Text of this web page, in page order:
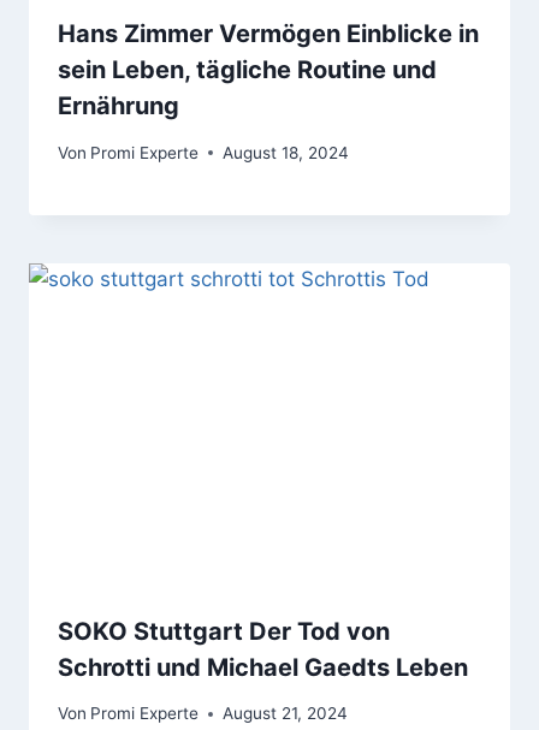
Hans Zimmer Vermögen Einblicke in
sein Leben, tägliche Routine und
Ernährung
Von Promi Experte August 18, 2024
SOKO Stuttgart Der Tod von
Schrotti und Michael Gaedts Leben
Von Promi Experte August 21, 2024